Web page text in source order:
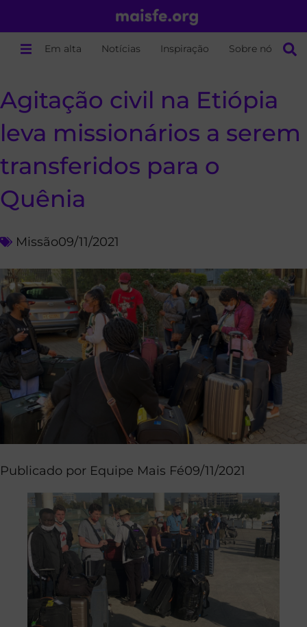
Em alta Notícias Inspiração Sobre nós
Agitação civil na Etiópia
leva missionários a serem
transferidos para o
Quênia
Missão09/11/2021
Publicado por Equipe Mais Fé09/11/2021